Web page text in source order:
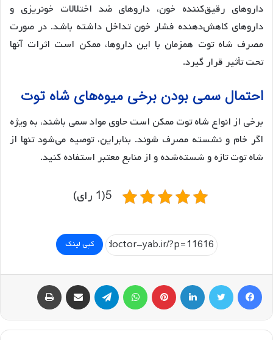
داروهای رقیق‌کننده خون، داروهای ضد اختلالات خونریزی و
داروهای کاهش‌دهنده فشار خون تداخل داشته باشد. در صورت
مصرف شاه توت همزمان با این داروها، ممکن است اثرات آنها
تحت تأثیر قرار گیرد.
احتمال سمی بودن برخی میوه‌های شاه توت
برخی از انواع شاه توت ممکن است حاوی مواد سمی باشند، به ویژه
اگر خام و نشسته مصرف شوند. بنابراین، توصیه می‌شود تنها از
شاه توت تازه و شسته‌شده و از منابع معتبر استفاده کنید.
5(1 رای)
کپی لینک
فیسبوک توییتر لینکداین پینتریست تلگرام اشتراک گذاری با ایمیل